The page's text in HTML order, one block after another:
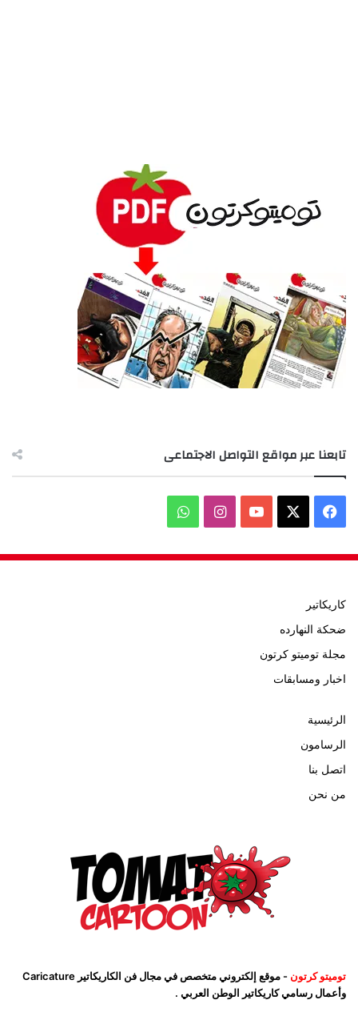
تابعنا عبر مواقع التواصل الاجتماعى
فيسبوك ‫YouTubeانستقرامواتساب
كاريكاتير
ضحكة النهارده
مجلة توميتو كرتون
اخبار ومسابقات
الرئيسية
الرسامون
اتصل بنا
من نحن
توميتو كرتون
- موقع إلكتروني متخصص في مجال فن الكاريكاتير Caricature
وأعمال رسامي كاريكاتير الوطن العربي .